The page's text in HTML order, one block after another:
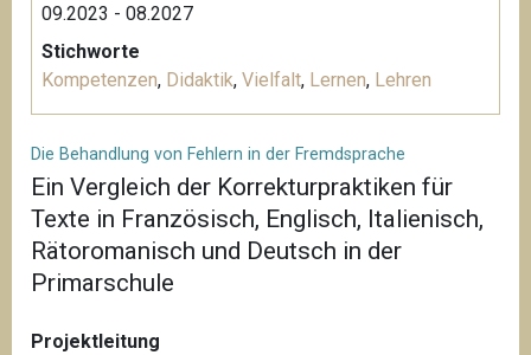
09.2023 - 08.2027
Stichworte
Kompetenzen, Didaktik, Vielfalt, Lernen, Lehren
Die Behandlung von Fehlern in der Fremdsprache
Ein Vergleich der Korrekturpraktiken für
Texte in Französisch, Englisch, Italienisch,
Rätoromanisch und Deutsch in der
Primarschule
Projektleitung